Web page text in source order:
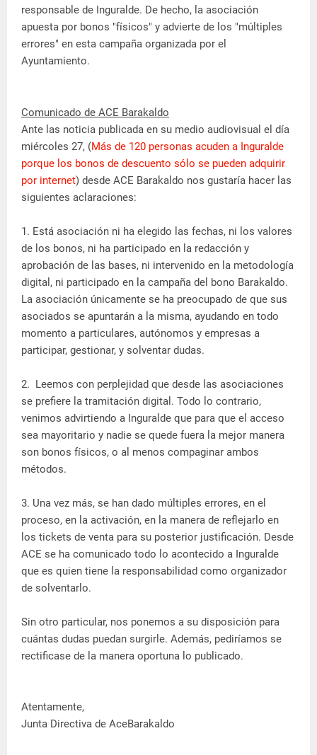
responsable de Inguralde. De hecho, la asociación
apuesta por bonos "físicos" y advierte de los "múltiples
errores" en esta campaña organizada por el
Ayuntamiento.
Comunicado de ACE Barakaldo
Ante las noticia publicada en su medio audiovisual el día
miércoles 27, (Más de 120 personas acuden a Inguralde
porque los bonos de descuento sólo se pueden adquirir
por internet) desde ACE Barakaldo nos gustaría hacer las
siguientes aclaraciones:
1. Está asociación ni ha elegido las fechas, ni los valores
de los bonos, ni ha participado en la redacción y
aprobación de las bases, ni intervenido en la metodología
digital, ni participado en la campaña del bono Barakaldo.
La asociación únicamente se ha preocupado de que sus
asociados se apuntarán a la misma, ayudando en todo
momento a particulares, autónomos y empresas a
participar, gestionar, y solventar dudas.
2. Leemos con perplejidad que desde las asociaciones
se prefiere la tramitación digital. Todo lo contrario,
venimos advirtiendo a Inguralde que para que el acceso
sea mayoritario y nadie se quede fuera la mejor manera
son bonos físicos, o al menos compaginar ambos
métodos.
3. Una vez más, se han dado múltiples errores, en el
proceso, en la activación, en la manera de reflejarlo en
los tickets de venta para su posterior justificación. Desde
ACE se ha comunicado todo lo acontecido a Inguralde
que es quien tiene la responsabilidad como organizador
de solventarlo.
Sin otro particular, nos ponemos a su disposición para
cuántas dudas puedan surgirle. Además, pediríamos se
rectificase de la manera oportuna lo publicado.
Atentamente,
Junta Directiva de AceBarakaldo